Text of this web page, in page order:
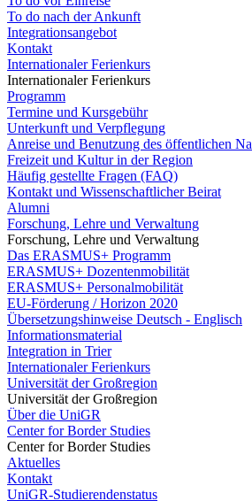
To do nach der Ankunft
Integrationsangebot
Kontakt
Internationaler Ferienkurs
Internationaler Ferienkurs
Programm
Termine und Kursgebühr
Unterkunft und Verpflegung
Anreise und Benutzung des öffentlichen
Freizeit und Kultur in der Region
Häufig gestellte Fragen (FAQ)
Kontakt und Wissenschaftlicher Beirat
Alumni
Forschung, Lehre und Verwaltung
Forschung, Lehre und Verwaltung
Das ERASMUS+ Programm
ERASMUS+ Dozentenmobilität
ERASMUS+ Personalmobilität
EU-Förderung / Horizon 2020
Übersetzungshinweise Deutsch - Englisch
Informationsmaterial
Integration in Trier
Internationaler Ferienkurs
Universität der Großregion
Universität der Großregion
Über die UniGR
Center for Border Studies
Center for Border Studies
Aktuelles
Kontakt
UniGR-Studierendenstatus